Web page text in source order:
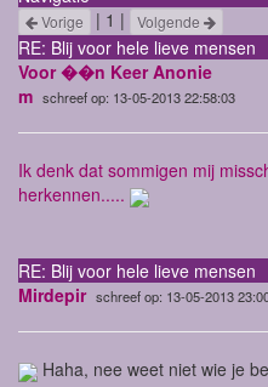
Vorige | 1 | Volgende
RE: Blij voor hele lieve mensen
Voor ��n Keer Anonie
m schreef op: 13-05-2013 22:58:03
Ik denk dat sommigen mij
herkennen.....
RE: Blij voor hele lieve mensen
Mirdepir schreef op: 13-05-2013
Haha, nee weet niet wie je